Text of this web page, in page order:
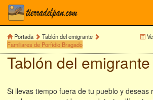
Portada
Tablón del emigrante
Familiares de Porfidio Bragado
Tablón del emigrante
Si llevas tiempo fuera de tu pueblo y deseas